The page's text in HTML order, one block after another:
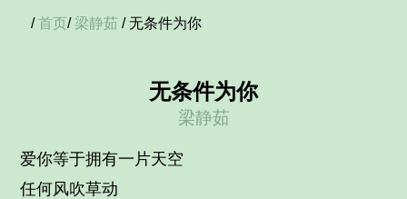
/首页/ 梁静茹 / 无条件为你
无条件为你
梁静茹
爱你等于拥有一片天空
任何风吹草动